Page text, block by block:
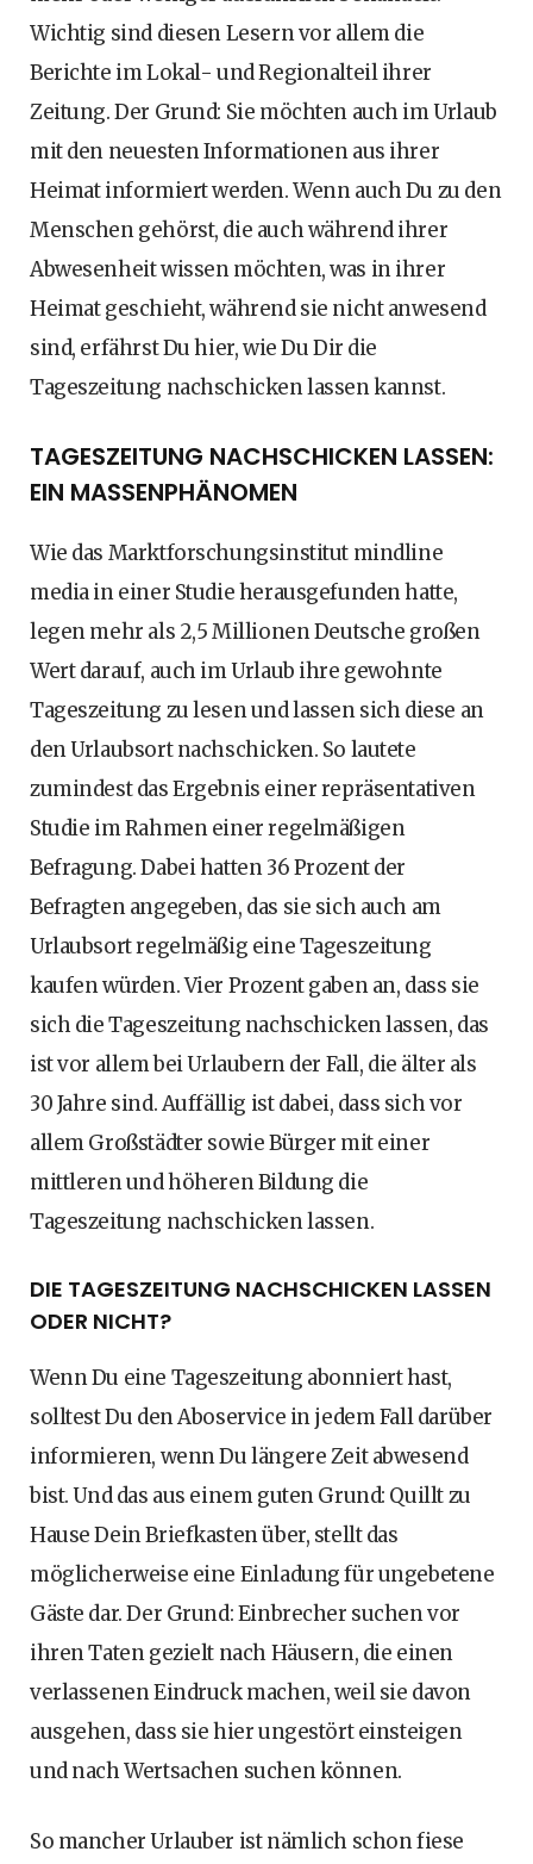
Wichtig sind diesen Lesern vor allem die
Berichte im Lokal- und Regionalteil ihrer
Zeitung. Der Grund: Sie möchten auch im Urlaub
mit den neuesten Informationen aus ihrer
Heimat informiert werden. Wenn auch Du zu den
Menschen gehörst, die auch während ihrer
Abwesenheit wissen möchten, was in ihrer
Heimat geschieht, während sie nicht anwesend
sind, erfährst Du hier, wie Du Dir die
Tageszeitung nachschicken lassen kannst.
TAGESZEITUNG NACHSCHICKEN LASSEN:
EIN MASSENPHÄNOMEN
Wie das Marktforschungsinstitut mindline
media in einer Studie herausgefunden hatte,
legen mehr als 2,5 Millionen Deutsche großen
Wert darauf, auch im Urlaub ihre gewohnte
Tageszeitung zu lesen und lassen sich diese an
den Urlaubsort nachschicken. So lautete
zumindest das Ergebnis einer repräsentativen
Studie im Rahmen einer regelmäßigen
Befragung. Dabei hatten 36 Prozent der
Befragten angegeben, das sie sich auch am
Urlaubsort regelmäßig eine Tageszeitung
kaufen würden. Vier Prozent gaben an, dass sie
sich die Tageszeitung nachschicken lassen, das
ist vor allem bei Urlaubern der Fall, die älter als
30 Jahre sind. Auffällig ist dabei, dass sich vor
allem Großstädter sowie Bürger mit einer
mittleren und höheren Bildung die
Tageszeitung nachschicken lassen.
DIE TAGESZEITUNG NACHSCHICKEN LASSEN
ODER NICHT?
Wenn Du eine Tageszeitung abonniert hast,
solltest Du den Aboservice in jedem Fall darüber
informieren, wenn Du längere Zeit abwesend
bist. Und das aus einem guten Grund: Quillt zu
Hause Dein Briefkasten über, stellt das
möglicherweise eine Einladung für ungebetene
Gäste dar. Der Grund: Einbrecher suchen vor
ihren Taten gezielt nach Häusern, die einen
verlassenen Eindruck machen, weil sie davon
ausgehen, dass sie hier ungestört einsteigen
und nach Wertsachen suchen können.
So mancher Urlauber ist nämlich schon fiese